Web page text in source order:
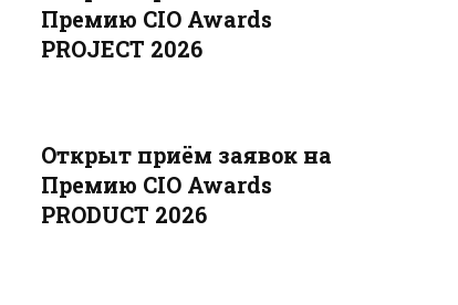
Премию CIO Awards
PROJECT 2026
Открыт приём заявок на
Премию CIO Awards
PRODUCT 2026